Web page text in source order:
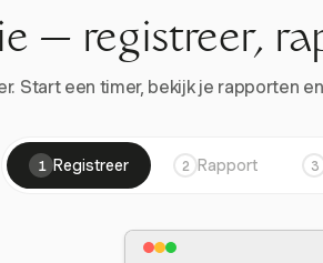
— registreer,
Start een timer, bekijk je rapporten
1 Registreer 2 Rapport 3